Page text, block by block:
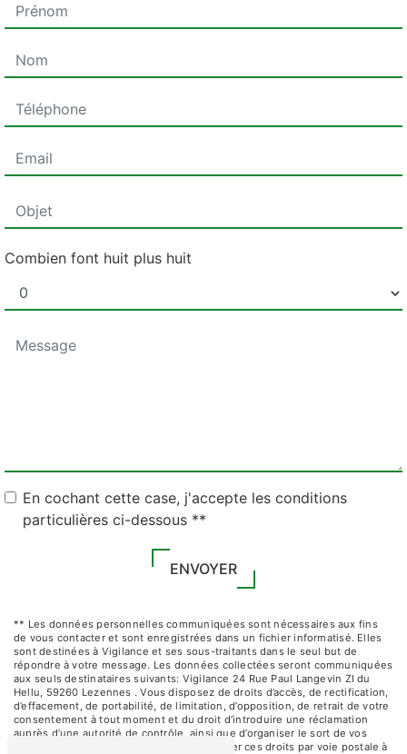
Combien font huit plus huit
En cochant cette case, j'accepte les conditions
particulières ci-dessous **
ENVOYER
** Les données personnelles communiquées sont nécessaires aux fins
de vous contacter et sont enregistrées dans un fichier informatisé. Elles
sont destinées à Vigilance et ses sous-traitants dans le seul but de
répondre à votre message. Les données collectées seront communiquées
aux seuls destinataires suivants: Vigilance 24 Rue Paul Langevin ZI du
Hellu, 59260 Lezennes . Vous disposez de droits d’accès, de rectification,
d’effacement, de portabilité, de limitation, d’opposition, de retrait de votre
consentement à tout moment et du droit d’introduire une réclamation
auprès d’une autorité de contrôle, ainsi que d’organiser le sort de vos
données post-mortem. Vous pouvez exercer ces droits par voie postale à